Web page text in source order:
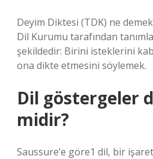
Deyim Diktesi (TDK) ne
Dil Kurumu tarafından
şekildedir: Birini isteklerini
ona dikte etmesini söylemek.
Dil göstergeler
midir?
Saussure’e göre1 dil, bir